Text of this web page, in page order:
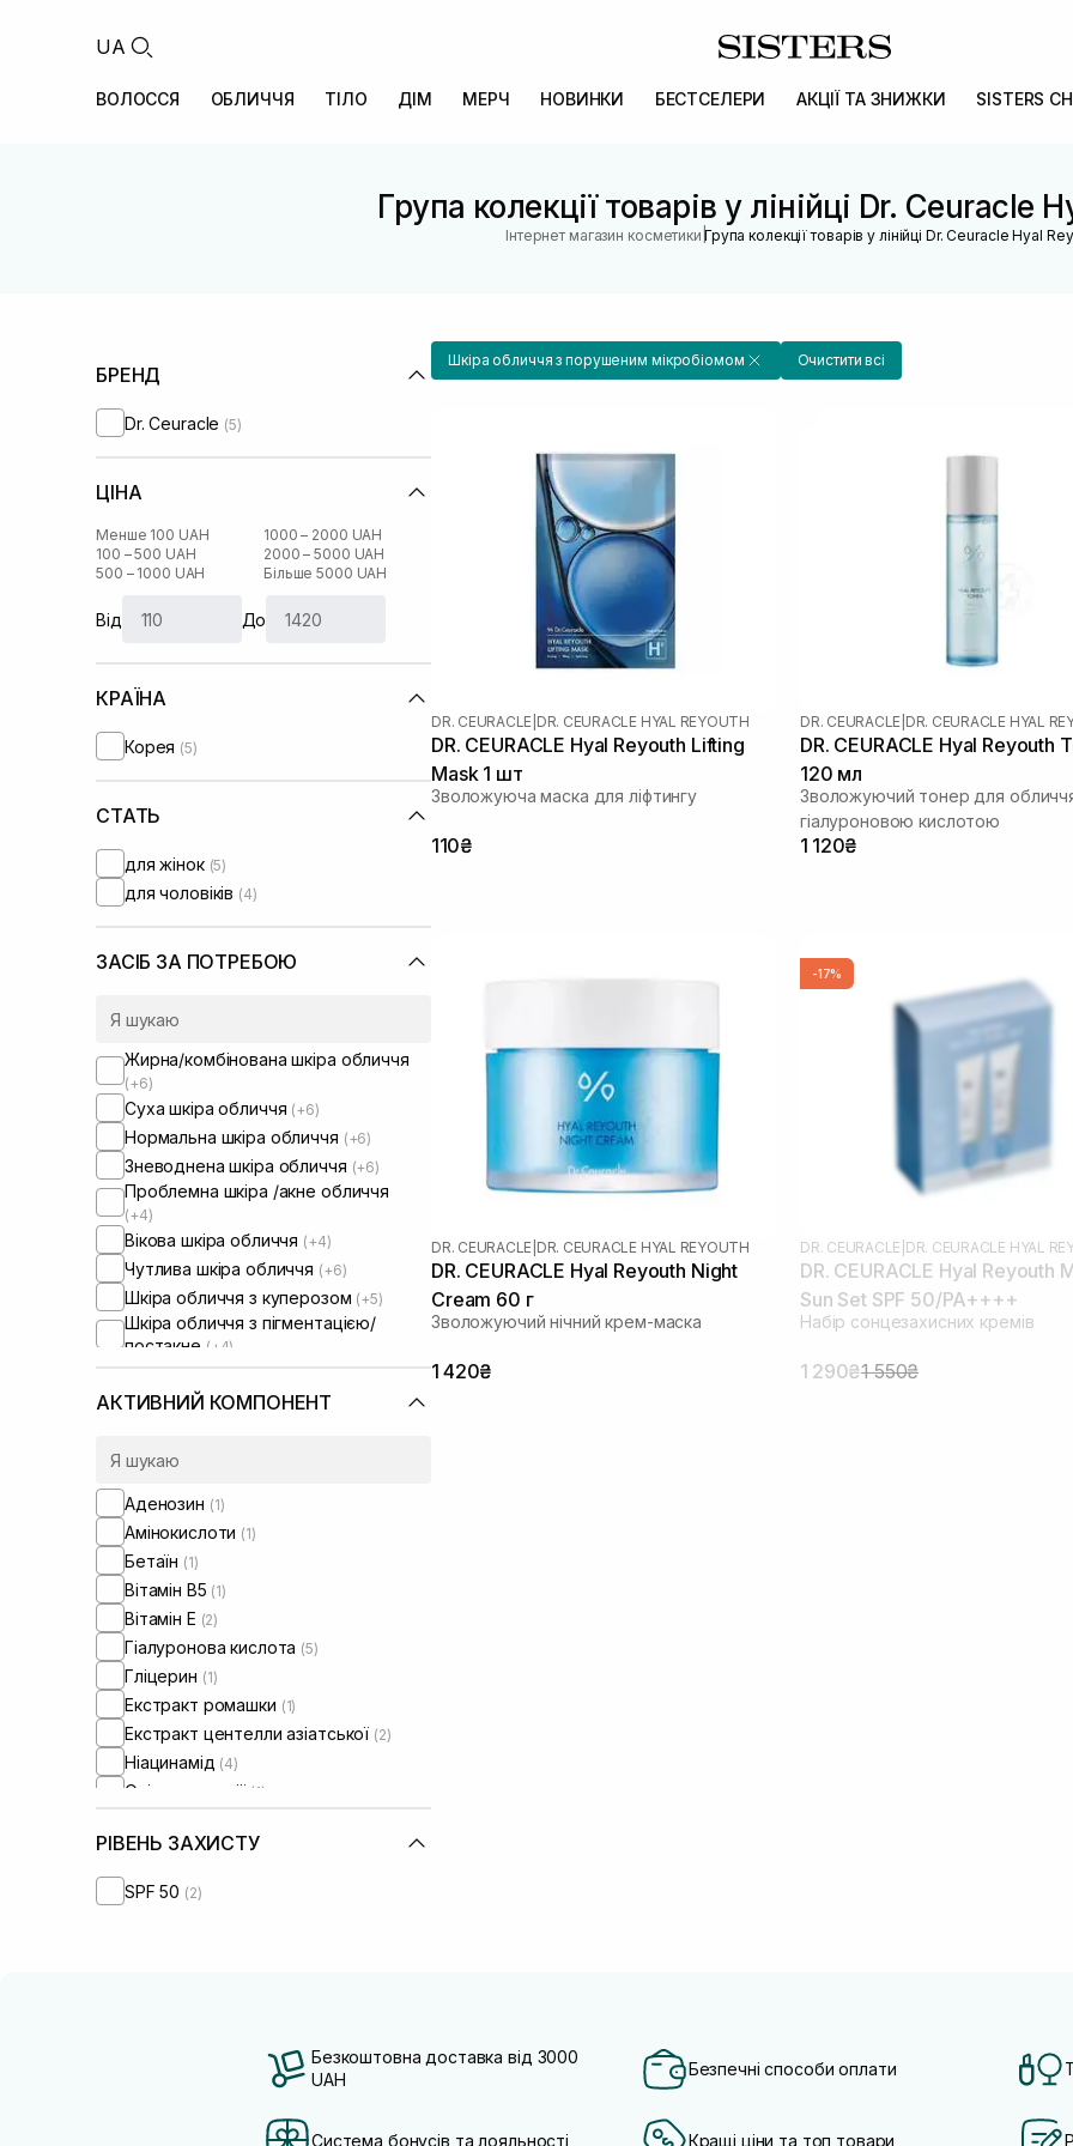
UA
ВОЛОССЯ ОБЛИЧЧЯ ТІЛО ДІМ МЕРЧ НОВИНКИ БЕСТСЕЛЕРИ АКЦІЇ ТА ЗНИЖКИ SISTERS
Група колекції товарів у лінійці Dr. Ceuracle
Інтернет магазин косметики |Група колекції товарів у лінійці Dr. Ceuracle Hyal
БРЕНД
Dr. Ceuracle (5)
ЦІНА
Менше 100 UAH
100 – 500 UAH
500 – 1000 UAH
1000 – 2000 UAH
2000 – 5000 UAH
Більше 5000 UAH
Від До
КРАЇНА
Корея (5)
СТАТЬ
для жінок (5)
для чоловіків (4)
ЗАСІБ ЗА ПОТРЕБОЮ
Жирна/комбінована шкіра обличчя
(+6)
Суха шкіра обличчя (+6)
Нормальна шкіра обличчя (+6)
Зневоднена шкіра обличчя (+6)
Проблемна шкіра /акне обличчя
(+4)
Вікова шкіра обличчя (+4)
Чутлива шкіра обличчя (+6)
Шкіра обличчя з куперозом (+5)
Шкіра обличчя з пігментацією/
постакне (+4)
Шкіра обличчя з розширеними
порами(+4)
Шкіра обличчя з порушеним
Шкіра обличчя з порушеним
Зволожуючі сироватки для
обличчя(+1)
АКТИВНИЙ КОМПОНЕНТ
Аденозин (1)
Амінокислоти (1)
Бетаїн (1)
Вітамін B5 (1)
Вітамін Е (2)
Гіалуронова кислота (5)
Гліцерин (1)
Екстракт ромашки (1)
Екстракт центелли азіатської (2)
Ніацинамід (4)
Олія макадамії (1)
Токоферол(1)
РІВЕНЬ ЗАХИСТУ
SPF 50 (2)
Шкіра обличчя з порушеним мікробіомом Очистити всі
DR. CEURACLE DR. CEURACLE HYAL REYOUTH
DR. CEURACLE Hyal Reyouth Lifting
Mask 1 шт
Зволожуюча маска для ліфтингу
110₴
DR. CEURACLE DR. CEURACLE HYAL
DR. CEURACLE Hyal Reyouth
120 мл
Зволожуючий тонер для
гіалуроновою кислотою
1 120₴
DR. CEURACLE DR. CEURACLE HYAL REYOUTH
DR. CEURACLE Hyal Reyouth Night
Cream 60 г
Зволожуючий нічний крем-маска
1 420₴
-17%
DR. CEURACLE DR. CEURACLE HYAL
DR. CEURACLE Hyal Reyouth
Sun Set SPF 50/PA++++
Набір сонцезахисних кремів
1 290₴1 550₴
Безкоштовна доставка від 3000
UAH
Безпечні способи оплати
Система бонусів та лояльності Кращі ціни та топ товари